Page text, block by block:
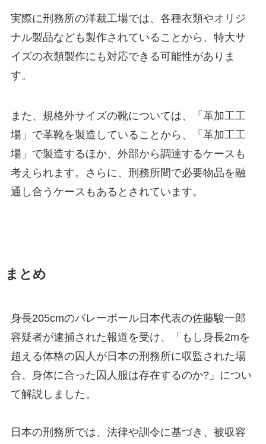
実際に刑務所の洋裁工場では、各種衣類やオリジ
ナル製品なども製作されていることから、特大サ
イズの衣類製作にも対応できる可能性がありま
す。
また、規格外サイズの靴については、「革加工工
場」で革靴を製造していることから、「革加工工
場」で製造するほか、外部から調達するケースも
考えられます。さらに、刑務所間で必要物品を融
通し合うケースもあるとされています。
まとめ
身長205cmのバレーボール日本代表の佐藤駿一郎
容疑者が逮捕された報道を受け、「もし身長2mを
超える体格の囚人が日本の刑務所に収監された場
合、身体に合った囚人服は存在するのか?」につい
て解説しました。
日本の刑務所では、法律や訓令に基づき、被収容